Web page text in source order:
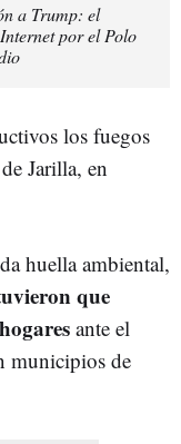
a Trump: el
por el Polo
los fuegos
Jarilla, en
huella ambiental,
que
ante el
municipios de